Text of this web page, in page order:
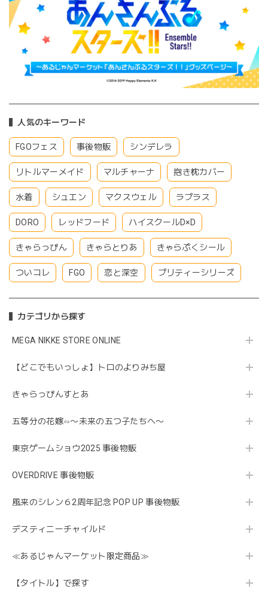
人気のキーワード
FGOフェス 事後物販 シンデレラ
リトルマーメイド マルチャーナ 抱き枕カバー
水着 シュエン マクスウェル ラプラス
DORO レッドフード ハイスクールD×D
きゃらっぴん きゃらとりあ きゃらぷくシール
ついコレ FGO 恋と深空 プリティーシリーズ
カテゴリから探す
MEGA NIKKE STORE ONLINE
【どこでもいっしょ】トロのよりみち屋
きゃらっぴんすとあ
五等分の花嫁∽〜未来の五つ子たちへ〜
東京ゲームショウ2025 事後物販
OVERDRIVE 事後物販
風来のシレン６2周年記念 POP UP 事後物販
デスティニーチャイルド
≪あるじゃんマーケット限定商品≫
【タイトル】で探す